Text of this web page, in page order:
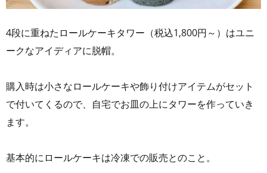
4段に重ねたロールケーキタワー（税込1,800円～）はユニ
ークなアイディアに脱帽。
購入時は小さなロールケーキや飾り付けアイテムがセット
で付いてくるので、自宅でお皿の上にタワーを作っていき
ます。
基本的にロールケーキは冷凍での販売とのこと。